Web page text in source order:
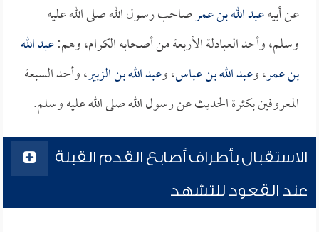
عن أبيهعبد الله بن عمرصاحب رسول الله صلى الله عليه
وسلم، وأحد العبادلة الأربعة من أصحابه الكرام، وهم:عبد الله
بن عمر، وعبد الله بن عباس، وعبد الله بن الزبير، وأحد السبعة
المعروفين بكثرة الحديث عن رسول الله صلى الله عليه وسلم.
الاستقبال بأطراف أصابع القدم القبلة
عند القعود للتشهد